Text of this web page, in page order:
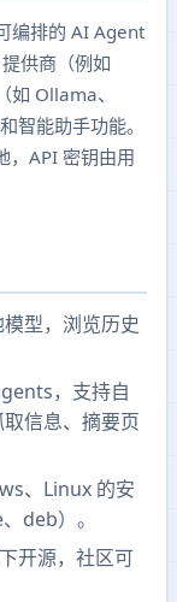
编排的 AI Agent
供商（例如
Ollama、
智能助手功能。
，API 密钥由用
型，浏览历史
，支持自
信息、摘要页
、Linux 的安
deb）。
开源，社区可